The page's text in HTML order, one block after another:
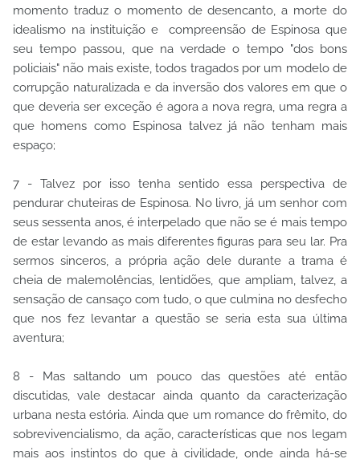
momento traduz o momento de desencanto, a morte do
idealismo na instituição e compreensão de Espinosa que
seu tempo passou, que na verdade o tempo "dos bons
policiais" não mais existe, todos tragados por um modelo de
corrupção naturalizada e da inversão dos valores em que o
que deveria ser exceção é agora a nova regra, uma regra a
que homens como Espinosa talvez já não tenham mais
espaço;
7 - Talvez por isso tenha sentido essa perspectiva de
pendurar chuteiras de Espinosa. No livro, já um senhor com
seus sessenta anos, é interpelado que não se é mais tempo
de estar levando as mais diferentes figuras para seu lar. Pra
sermos sinceros, a própria ação dele durante a trama é
cheia de malemolências, lentidões, que ampliam, talvez, a
sensação de cansaço com tudo, o que culmina no desfecho
que nos fez levantar a questão se seria esta sua última
aventura;
8 - Mas saltando um pouco das questões até então
discutidas, vale destacar ainda quanto da caracterização
urbana nesta estória. Ainda que um romance do frêmito, do
sobrevivencialismo, da ação, características que nos legam
mais aos instintos do que à civilidade, onde ainda há-se